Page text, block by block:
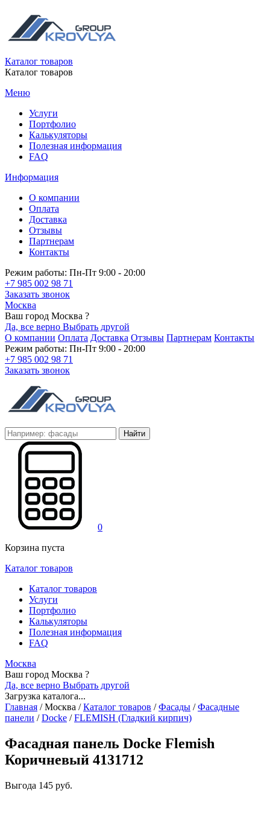
Каталог товаров
Каталог товаров
Меню
Услуги
Портфолио
Калькуляторы
Полезная информация
FAQ
Информация
О компании
Оплата
Доставка
Отзывы
Партнерам
Контакты
Режим работы: Пн-Пт 9:00 - 20:00
+7 985 002 98 71
Заказать звонок
Москва
Ваш город Москва ?
Да, все верно Выбрать другой
О компании Оплата Доставка Отзывы Партнерам Контакты
Режим работы: Пн-Пт 9:00 - 20:00
+7 985 002 98 71
Заказать звонок
Найти
0
Корзина пуста
Каталог товаров
Каталог товаров
Услуги
Портфолио
Калькуляторы
Полезная информация
FAQ
Москва
Ваш город Москва ?
Да, все верно Выбрать другой
Загрузка каталога...
Главная /Москва / Каталог товаров / Фасады / Фасадные
панели / Docke / FLEMISH (Гладкий кирпич)
Фасадная панель Docke Flemish
Коричневый 4131712
Выгода 145 руб.